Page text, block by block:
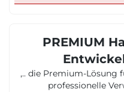
PREMIUM
,.. die Premium-Lösung
professionelle